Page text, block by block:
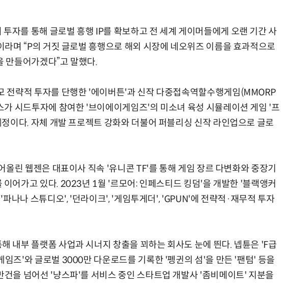
자를 통해 글로벌 흥행 IP를 확보하고 전 세계 게이머들에게 오랜 기간 사
라며 “P의 거짓 글로벌 흥행으로 해외 시장에 네오위즈 이름을 효과적으로
만들어가겠다”고 말했다.
전략적 투자를 단행한 '에이버튼'과 신작 다중접속역할수행게임(MMORP
가 시드투자에 참여한 '브이에이게임즈'의 미소녀 육성 시뮬레이션 게임 '프
이다. 자체 개발 프로젝트 강화와 더불어 퍼블리싱 신작 라인업으로 글로
올린 웹젠은 대표이사 직속 '유니콘 TF'를 통해 게임 장르 다변화와 중장기
이어가고 있다. 2023년 1월 '르모어: 인페스티드 킹덤'을 개발한 '블랙앵커
나나 스튜디오', '던라이크', '게임투게더', 'GPUN'에 전략적·재무적 투자
내부 플랫폼 사업과 시너지 창출을 꾀하는 회사도 눈에 띈다. 넵튠은 'F급
임즈'와 글로벌 3000만 다운로드를 기록한 '펭귄의 섬'을 만든 '팬텀' 등을
을 넘어선 '냥스파'를 서비스 중인 스타트업 개발사 '좀비메이트' 지분을